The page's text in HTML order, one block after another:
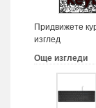
Придвижете
изглед
Още изгледи